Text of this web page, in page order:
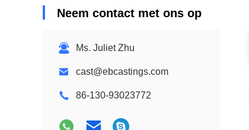
Neem contact met ons op
Ms. Juliet Zhu
cast@ebcastings.com
86-130-93023772